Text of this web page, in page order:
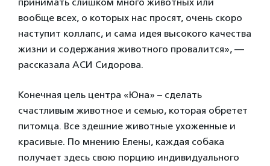
вообще всех, о которых нас просят, очень скоро
наступит коллапс, и сама идея высокого качества
жизни и содержания животного провалится», —
рассказала АСИ Сидорова.
Конечная цель центра «Юна» – сделать
счастливым животное и семью, которая обретет
питомца. Все здешние животные ухоженные и
красивые. По мнению Елены, каждая собака
получает здесь свою порцию индивидуального